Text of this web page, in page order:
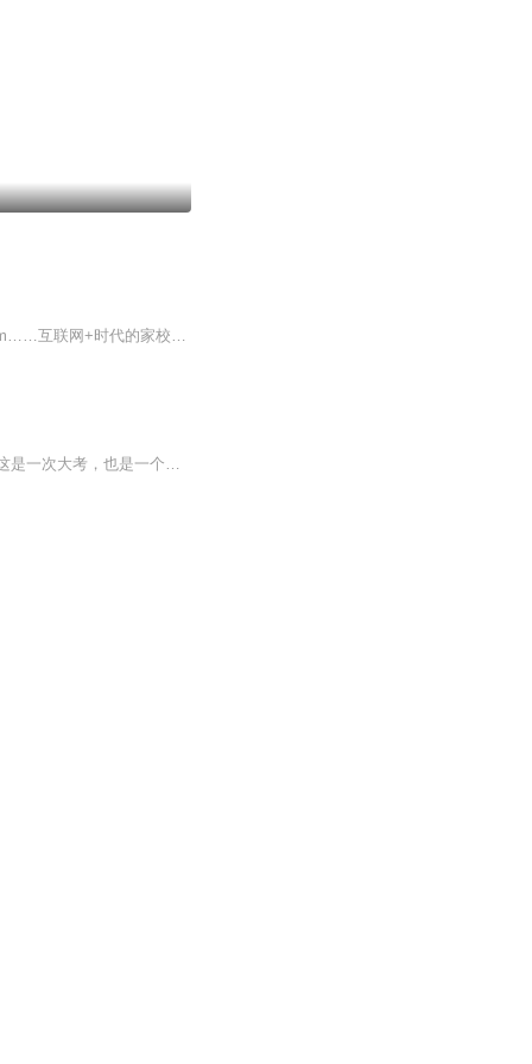
“家校论坛”是一个全媒体平台，欢迎订阅家校论坛的微信公众号、微博、头条号、喜马拉雅fm……互联网+时代的家校新媒体，我们关注家长、学校、学生的一切。
突如其来的一场大疫将深刻改变行业格局和发展趋势吗？疫情会改变很多行业的历史进程，这是一次大考，也是一个机会。《21世纪经济报道》拟邀请来自银行业、保险业、交易所、金融科技和产业界大佬们来对2020年行业机会做探讨与展望，汇聚最前沿的真知灼见。